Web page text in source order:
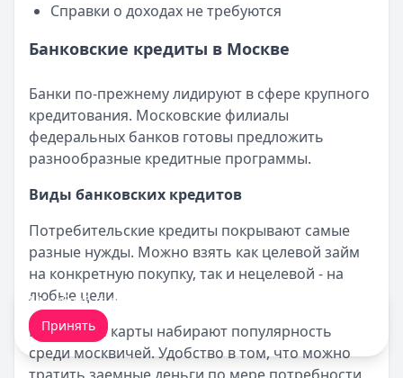
Справки о доходах не требуются
Банковские кредиты в Москве
Банки по-прежнему лидируют в сфере крупного
кредитования. Московские филиалы
федеральных банков готовы предложить
разнообразные кредитные программы.
Виды банковских кредитов
Потребительские кредиты покрывают самые
разные нужды. Можно взять как целевой займ
на конкретную покупку, так и нецелевой - на
любые цели.
Кредитные карты набирают популярность
среди москвичей. Удобство в том, что можно
Мы обрабатываем ваши
Принять